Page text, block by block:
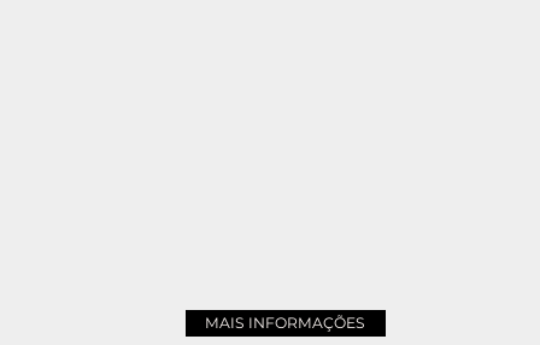
MAIS INFORMAÇÕES